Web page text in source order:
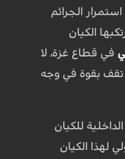
الجرائم
الكيان
في قطاع غزة، لا
تقف بقوة في وجه
للكيان
لهذا الكيان